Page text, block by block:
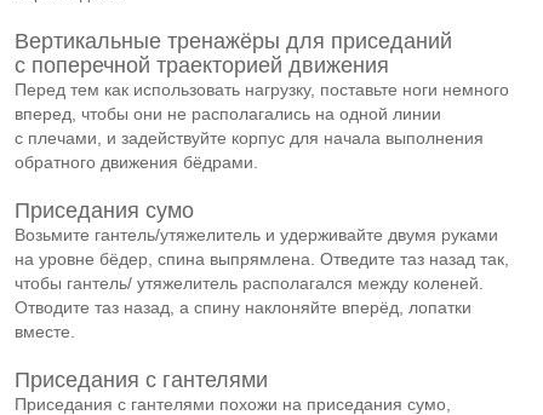
Вертикальные тренажёры для приседаний
с поперечной траекторией движения
Перед тем как использовать нагрузку, поставьте ноги немного
вперед, чтобы они не располагались на одной линии
с плечами, и задействуйте корпус для начала выполнения
обратного движения бёдрами.
Приседания сумо
Возьмите гантель/утяжелитель и удерживайте двумя руками
на уровне бёдер, спина выпрямлена. Отведите таз назад так,
чтобы гантель/ утяжелитель располагался между коленей.
Отводите таз назад, а спину наклоняйте вперёд, лопатки
вместе.
Приседания с гантелями
Приседания с гантелями похожи на приседания сумо,